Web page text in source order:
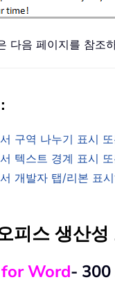
다음 페이지를 참조
구역 나누기 표시
텍스트 경계 표시
개발자 탭/리본 표
피스 생산성
Word- 300